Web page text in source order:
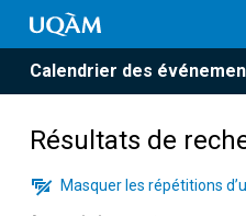
Calendrier des
Résultats de
Masquer les répétitions